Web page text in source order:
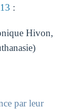
:
Hivon,
par leur